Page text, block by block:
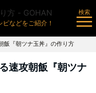
などをご紹介！
検索
飯『朝ツナ玉丼』の作り方
速攻朝飯『朝ツナ